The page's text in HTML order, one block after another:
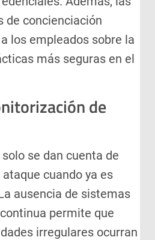
de concienciación
los empleados sobre la
más seguras en el
de
se dan cuenta de
cuando ya es
ausencia de sistemas
permite que
irregulares ocurran